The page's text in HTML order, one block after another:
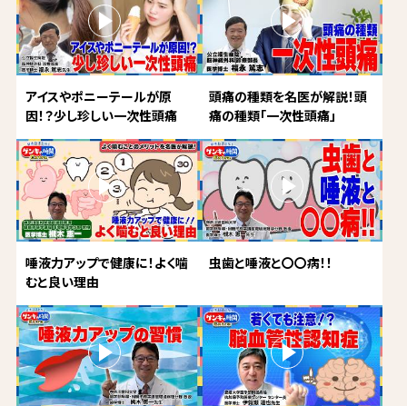
アイスやポニーテールが原
因！？少し珍しい一次性頭痛
頭痛の種類を名医が解説！頭
痛の種類「一次性頭痛」
唾液力アップで健康に！よく噛
むと良い理由
虫歯と唾液と〇〇病！！